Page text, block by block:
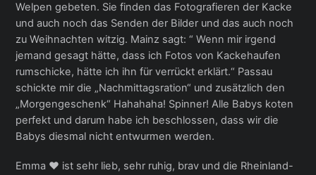
Welpen gebeten. Sie finden das Fotografieren der Kacke
und auch noch das Senden der Bilder und das auch noch
zu Weihnachten witzig. Mainz sagt: “ Wenn mir irgend
jemand gesagt hätte, dass ich Fotos von Kackehaufen
rumschicke, hätte ich ihn für verrückt erklärt.“ Passau
schickte mir die „Nachmittagsration“ und zusätzlich den
„Morgengeschenk“ Hahahaha! Spinner! Alle Babys koten
perfekt und darum habe ich beschlossen, dass wir die
Babys diesmal nicht entwurmen werden.
Emma ❤ ist sehr lieb, sehr ruhig, brav und die Rheinland-